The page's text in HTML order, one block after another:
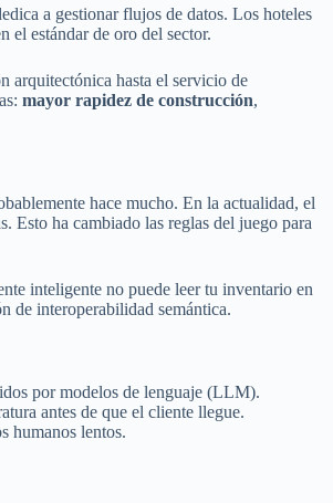
a gestionar flujos de datos. Los hoteles
el estándar de oro del sector.
arquitectónica hasta el servicio de
mayor rapidez de construcción,
hace mucho. En la actualidad, el
Esto ha cambiado las reglas del juego para
inteligente no puede leer tu inventario en
de interoperabilidad semántica.
por modelos de lenguaje (LLM).
antes de que el cliente llegue.
humanos lentos.